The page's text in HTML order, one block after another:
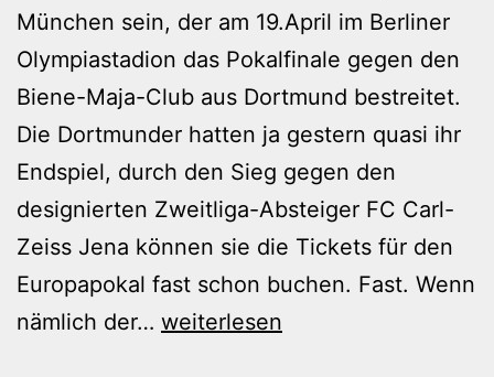
München sein, der am 19.April im Berliner
Olympiastadion das Pokalfinale gegen den
Biene-Maja-Club aus Dortmund bestreitet.
Die Dortmunder hatten ja gestern quasi ihr
Endspiel, durch den Sieg gegen den
designierten Zweitliga-Absteiger FC Carl-
Zeiss Jena können sie die Tickets für den
Europapokal fast schon buchen. Fast. Wenn
nämlich der… Borussia
weiterlesen